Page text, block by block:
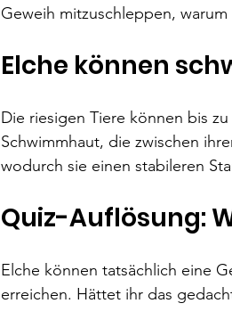
Geweih mitzuschleppen,
Elche können
Die riesigen Tiere können bis
Schwimmhaut, die zwischen
wodurch sie einen stabileren
Quiz-Auflösung:
Elche können tatsächlich eine
erreichen. Hättet ihr das